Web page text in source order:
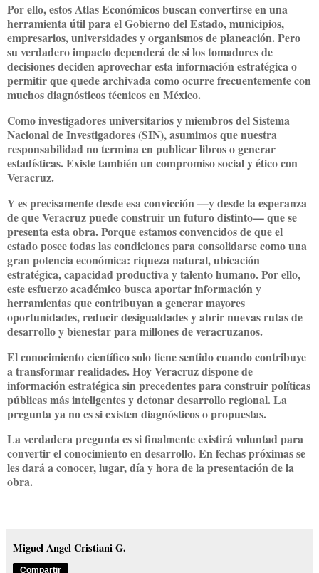
Por ello, estos Atlas Económicos buscan convertirse en una
herramienta útil para el Gobierno del Estado, municipios,
empresarios, universidades y organismos de planeación. Pero
su verdadero impacto dependerá de si los tomadores de
decisiones deciden aprovechar esta información estratégica o
permitir que quede archivada como ocurre frecuentemente con
muchos diagnósticos técnicos en México.
Como investigadores universitarios y miembros del Sistema
Nacional de Investigadores (SIN), asumimos que nuestra
responsabilidad no termina en publicar libros o generar
estadísticas. Existe también un compromiso social y ético con
Veracruz.
Y es precisamente desde esa convicción —y desde la esperanza
de que Veracruz puede construir un futuro distinto— que se
presenta esta obra. Porque estamos convencidos de que el
estado posee todas las condiciones para consolidarse como una
gran potencia económica: riqueza natural, ubicación
estratégica, capacidad productiva y talento humano. Por ello,
este esfuerzo académico busca aportar información y
herramientas que contribuyan a generar mayores
oportunidades, reducir desigualdades y abrir nuevas rutas de
desarrollo y bienestar para millones de veracruzanos.
El conocimiento científico solo tiene sentido cuando contribuye
a transformar realidades. Hoy Veracruz dispone de
información estratégica sin precedentes para construir políticas
públicas más inteligentes y detonar desarrollo regional. La
pregunta ya no es si existen diagnósticos o propuestas.
La verdadera pregunta es si finalmente existirá voluntad para
convertir el conocimiento en desarrollo. En fechas próximas se
les dará a conocer, lugar, día y hora de la presentación de la
obra.
Miguel Angel Cristiani G.
Compartir